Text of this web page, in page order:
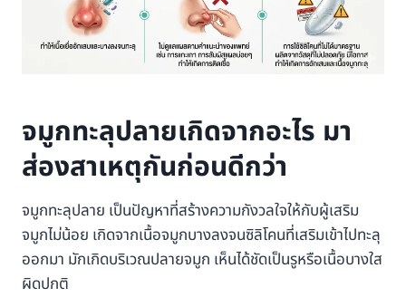
จมูกทะลุปลายเกิดจากอะไร มา
ส่องสาเหตุกันก่อนดีกว่า
จมูกทะลุปลาย เป็นปัญหาที่สร้างความกังวลใจให้กับผู้เสริม
จมูกไม่น้อย เกิดจากเนื้อจมูกบางลงจนซิลิโคนที่เสริมเข้าไปทะลุ
ออกมา มักเกิดบริเวณปลายจมูก เห็นได้ชัดเป็นรูหรือเนื้อบางใส
ผิดปกติ